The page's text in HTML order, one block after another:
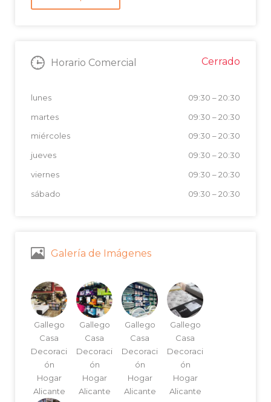
Horario Comercial Cerrado
lunes 09:30 –20:30
martes
09:30 –20:30
miércoles
09:30 –20:30
jueves
09:30 –20:30
viernes
09:30 –20:30
sábado
09:30 –20:30
Galería de Imágenes
Gallego
Casa
Decoraci
ón
Hogar
Alicante
Gallego
Casa
Decoraci
ón
Hogar
Alicante
Gallego
Casa
Decoraci
ón
Hogar
Alicante
Gallego
Casa
Decoraci
ón
Hogar
Alicante